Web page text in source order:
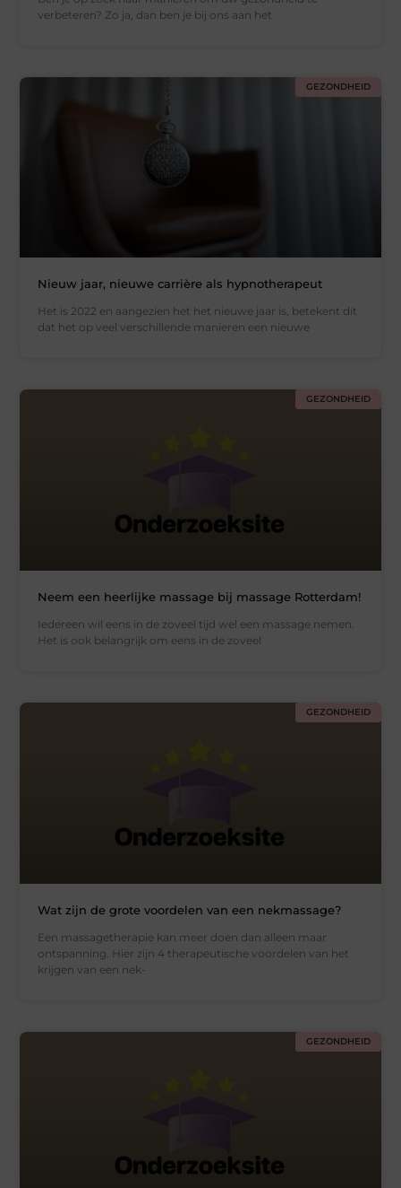
verbeteren? Zo ja, dan ben je bij ons aan het
GEZONDHEID
Nieuw jaar, nieuwe carrière als hypnotherapeut
Het is 2022 en aangezien het het nieuwe jaar is, betekent dit
dat het op veel verschillende manieren een nieuwe
GEZONDHEID
Neem een heerlijke massage bij massage Rotterdam!
Iedereen wil eens in de zoveel tijd wel een massage nemen.
Het is ook belangrijk om eens in de zoveel
GEZONDHEID
Wat zijn de grote voordelen van een nekmassage?
Een massagetherapie kan meer doen dan alleen maar
ontspanning. Hier zijn 4 therapeutische voordelen van het
krijgen van een nek-
GEZONDHEID